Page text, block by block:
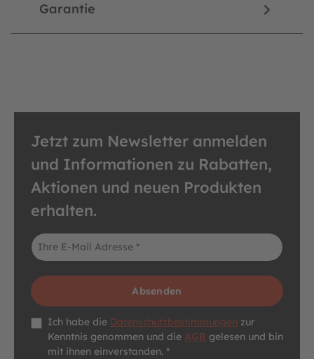
Garantie
Jetzt zum Newsletter anmelden
und Informationen zu Rabatten,
Aktionen und neuen Produkten
erhalten.
E-Mail-Adresse*
Absenden
Datenschutz *
Ich habe die Datenschutzbestimmungen zur
Kenntnis genommen und die AGB gelesen und bin
mit ihnen einverstanden. *